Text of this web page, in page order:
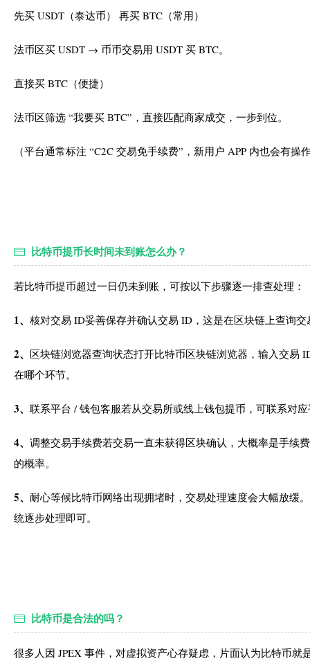
先买 USDT（泰达币） 再买 BTC（常用）
法币区买 USDT → 币币交易用 USDT 买 BTC。
直接买 BTC（便捷）
法币区筛选 “我要买 BTC”，直接匹配商家成交，一步到位。
（平台通常标注 “C2C 交易免手续费”，新用户 APP 内也会有
比特币提币长时间未到账怎么办？
若比特币提币超过一日仍未到账，可按以下步骤逐一排查处理：
1、 核对交易 ID妥善保存并确认交易 ID，这是在区块链上查询
2、 区块链浏览器查询状态打开比特币区块链浏览器，输入交易
在哪个环节。
3、 联系平台 / 钱包客服若从交易所或线上钱包提币，可联系对
4、 调整交易手续费若交易一直未获得区块确认，大概率是手续
的概率。
5、 耐心等候比特币网络出现拥堵时，交易处理速度会大幅放缓
统逐步处理即可。
比特币是合法的吗？
很多人因 JPEX 事件，对虚拟资产心存疑虑，片面认为比特币